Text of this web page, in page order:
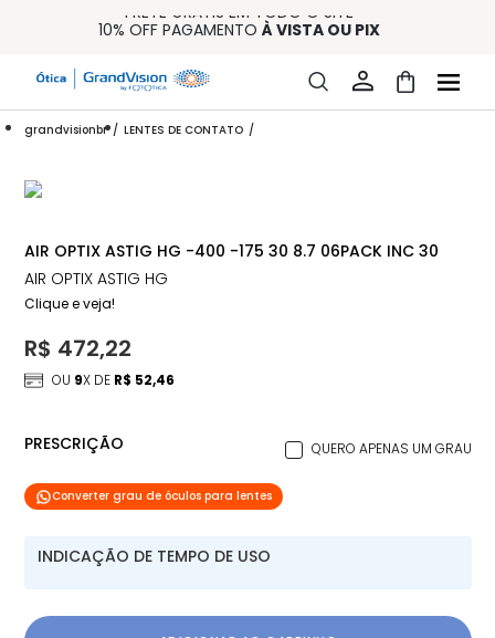
FRETE GRÁTIS EM TODO O SITE
10% OFF PAGAMENTO À VISTA OU PIX
15% OFF NA PRIMEIRA COMPRA (CONSULTE REGULAMENTO)
32% OFF NO COMBO - CONS. REG.
grandvisionbr LENTES DE CONTATO
AIR OPTIX ASTIG HG -400 -175 30 8.7 06PACK INC 30
AIR OPTIX ASTIG HG
Clique e veja!
R$ 472,22
OU 9X DE R$ 52,46
PRESCRIÇÃO QUERO APENAS UM GRAU
Converter grau de óculos para lentes
INDICAÇÃO DE TEMPO DE USO